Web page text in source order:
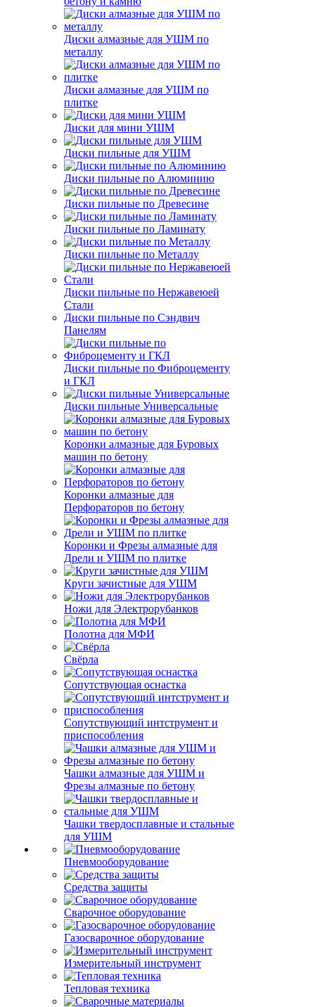
Диски алмазные для УШМ по
металлу
Диски алмазные для УШМ по
плитке
Диски для мини УШМ
Диски пильные для УШМ
Диски пильные по Алюминию
Диски пильные по Древесине
Диски пильные по Ламинату
Диски пильные по Металлу
Диски пильные по Нержавеюей
Стали
Диски пильные по Сэндвич
Панелям
Диски пильные по Фиброцементу
и ГКЛ
Диски пильные Универсальные
Коронки алмазные для Буровых
машин по бетону
Коронки алмазные для
Перфораторов по бетону
Коронки и Фрезы алмазные для
Дрели и УШМ по плитке
Круги зачистные для УШМ
Ножи для Электрорубанков
Полотна для МФИ
Свёрла
Сопутствующая оснастка
Сопутствующий интструмент и
приспособления
Чашки алмазные для УШМ и
Фрезы алмазные по бетону
Чашки твердосплавные и стальные
для УШМ
Пневмооборудование
Средства защиты
Сварочное оборудование
Газосварочное оборудование
Измерительный инструмент
Тепловая техника